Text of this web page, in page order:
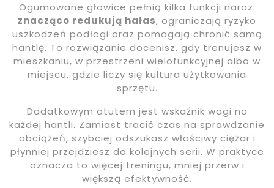
Ogumowane głowice pełnią kilka funkcji naraz:
znacząco redukują hałas, ograniczają ryzyko
uszkodzeń podłogi oraz pomagają chronić samą
hantlę. To rozwiązanie docenisz, gdy trenujesz w
mieszkaniu, w przestrzeni wielofunkcyjnej albo w
miejscu, gdzie liczy się kultura użytkowania
sprzętu.
Dodatkowym atutem jest wskaźnik wagi na
każdej hantli. Zamiast tracić czas na sprawdzanie
obciążeń, szybciej odszukasz właściwy ciężar i
płynniej przejdziesz do kolejnych serii. W praktyce
oznacza to więcej treningu, mniej przerw i
większą efektywność.